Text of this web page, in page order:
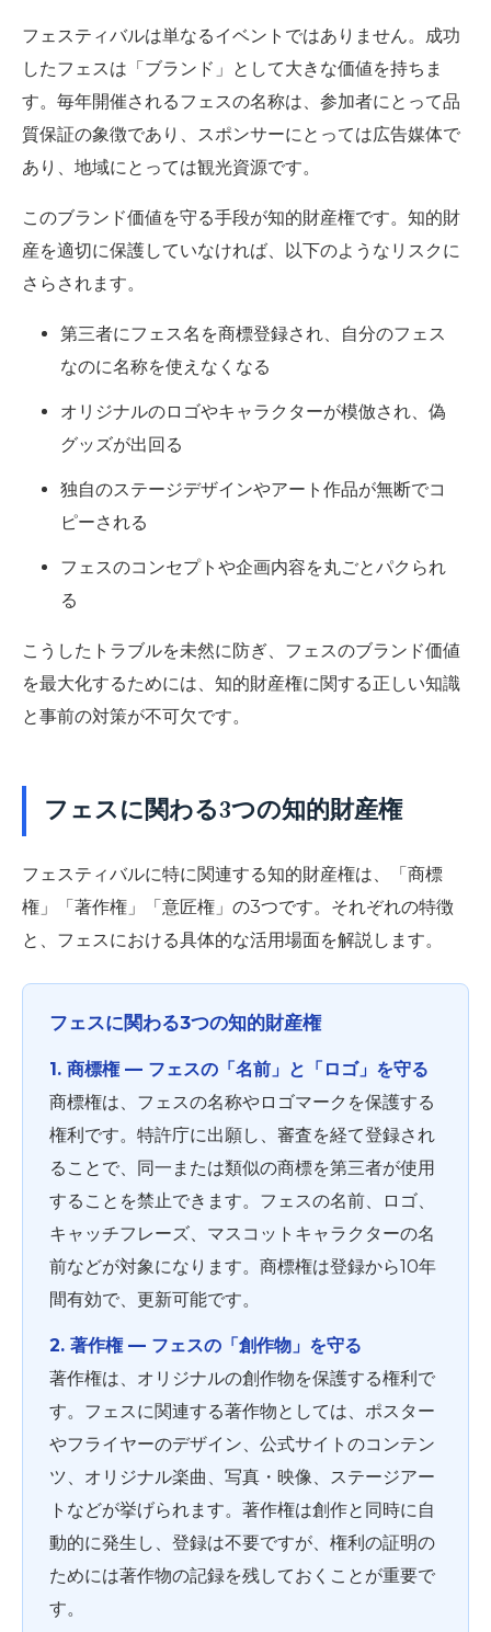
フェスティバルは単なるイベントではありません。成功
したフェスは「ブランド」として大きな価値を持ちま
す。毎年開催されるフェスの名称は、参加者にとって品
質保証の象徴であり、スポンサーにとっては広告媒体で
あり、地域にとっては観光資源です。
このブランド価値を守る手段が知的財産権です。知的財
産を適切に保護していなければ、以下のようなリスクに
さらされます。
第三者にフェス名を商標登録され、自分のフェス
なのに名称を使えなくなる
オリジナルのロゴやキャラクターが模倣され、偽
グッズが出回る
独自のステージデザインやアート作品が無断でコ
ピーされる
フェスのコンセプトや企画内容を丸ごとパクられ
る
こうしたトラブルを未然に防ぎ、フェスのブランド価値
を最大化するためには、知的財産権に関する正しい知識
と事前の対策が不可欠です。
フェスに関わる3つの知的財産権
フェスティバルに特に関連する知的財産権は、「商標
権」「著作権」「意匠権」の3つです。それぞれの特徴
と、フェスにおける具体的な活用場面を解説します。
フェスに関わる3つの知的財産権
1. 商標権 ― フェスの「名前」と「ロゴ」を守る
商標権は、フェスの名称やロゴマークを保護する
権利です。特許庁に出願し、審査を経て登録され
ることで、同一または類似の商標を第三者が使用
することを禁止できます。フェスの名前、ロゴ、
キャッチフレーズ、マスコットキャラクターの名
前などが対象になります。商標権は登録から10年
間有効で、更新可能です。
2. 著作権 ― フェスの「創作物」を守る
著作権は、オリジナルの創作物を保護する権利で
す。フェスに関連する著作物としては、ポスター
やフライヤーのデザイン、公式サイトのコンテン
ツ、オリジナル楽曲、写真・映像、ステージアー
トなどが挙げられます。著作権は創作と同時に自
動的に発生し、登録は不要ですが、権利の証明の
ためには著作物の記録を残しておくことが重要で
す。